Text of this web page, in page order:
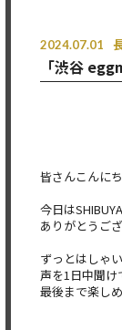
2024.07.01
「渋谷
皆さんこんに
今日は
ありがとうご
ずっとはしゃ
声を1日中聞
最後まで楽し